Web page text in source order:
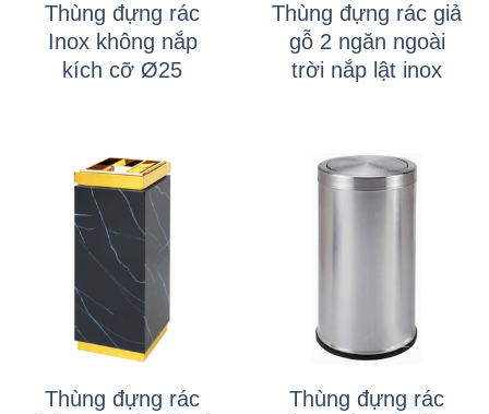
Thùng đựng rác
Inox không nắp
kích cỡ Ø25
Thùng đựng rác giả
gỗ 2 ngăn ngoài
trời nắp lật inox
Thùng đựng rác
Thùng đựng rác